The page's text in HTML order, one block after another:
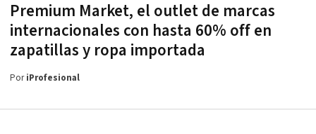
Premium Market, el outlet de marcas
internacionales con hasta 60% off en
zapatillas y ropa importada
PoriProfesional